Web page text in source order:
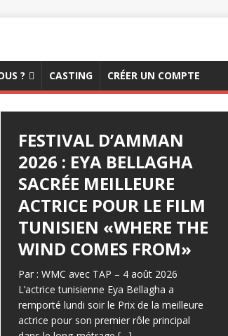
? CASTING CRÉER UN COMPTE
FESTIVAL D’AMMAN
2026 : EYA BELLAGHA
SACRÉE MEILLEURE
ACTRICE POUR LE FILM
TUNISIEN «WHERE THE
WIND COMES FROM»
Par : WMC avec TAP – 4 août 2026
L’actrice tunisienne Eya Bellagha a
remporté lundi soir le Prix de la meilleure
actrice pour son premier rôle principal